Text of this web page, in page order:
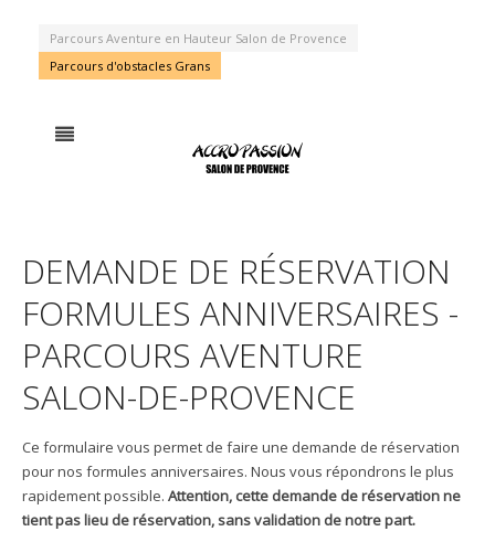
Parcours Aventure en Hauteur Salon de Provence
Parcours d'obstacles Grans
DEMANDE DE RÉSERVATION
FORMULES ANNIVERSAIRES -
PARCOURS AVENTURE
SALON-DE-PROVENCE
Ce formulaire vous permet de faire une demande de réservation
pour nos formules anniversaires. Nous vous répondrons le plus
rapidement possible. Attention, cette demande de réservation ne
tient pas lieu de réservation, sans validation de notre part.